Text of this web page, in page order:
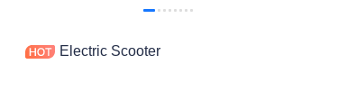
Electric Scooter